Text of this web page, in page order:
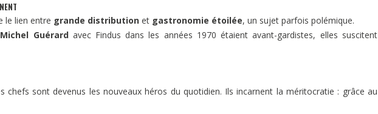
le lien entre grande distribution et gastronomie étoilée, un sujet parfois polémique.
Michel Guérardavec Findus dans les années 1970 étaient avant-gardistes, elles suscitent
chefs sont devenus les nouveaux héros du quotidien. Ils incarnent la méritocratie : grâce au